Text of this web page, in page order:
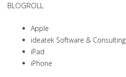
BLOGROLL
Apple
ideatek Software & Consulting
iPad
iPhone